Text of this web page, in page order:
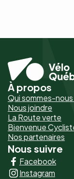
Pied
de
page
-
Liens
principaux
À propos
Qui sommes-nous
Nous joindre
La Route verte
Bienvenue
Nos partenaires
Nous suivre
Facebook
Instagram